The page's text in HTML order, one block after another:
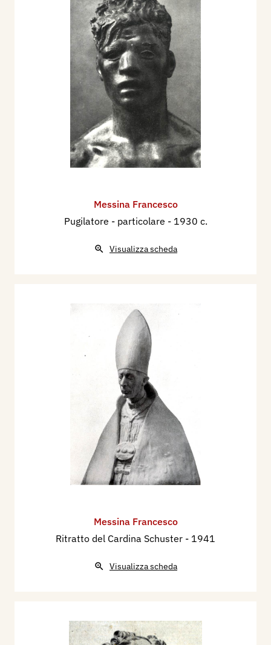
Messina Francesco
Pugilatore - particolare - 1930 c.
Visualizza scheda
Messina Francesco
Ritratto del Cardina Schuster - 1941
Visualizza scheda